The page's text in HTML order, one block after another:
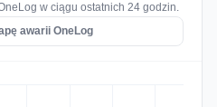
w ciągu ostatnich 24 godzin.
awarii OneLog